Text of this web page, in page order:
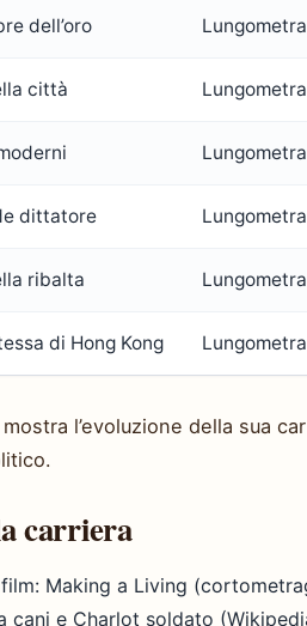
dell’oro
città
dittatore
ribalta
di Hong Kong
l’evoluzione della sua
carriera
Making a Living
cani e Charlot soldato